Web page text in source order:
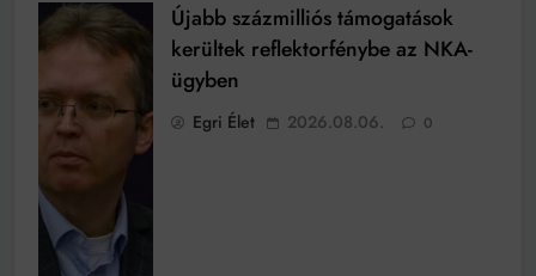
Újabb százmilliós támogatások
kerültek reflektorfénybe az NKA-
ügyben
Egri Élet 2026.08.06. 0